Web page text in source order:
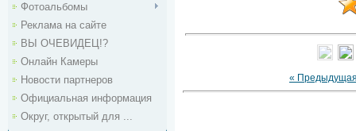
Фотоальбомы
Реклама на сайте
ВЫ ОЧЕВИДЕЦ!?
Онлайн Камеры
Новости партнеров
Официальная информация
Округ, открытый для ...
«